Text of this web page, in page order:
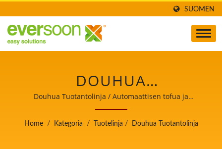
SUOMEN
DOUHUA
VALMISTUSPROSESSI,
DOUHUA
Douhua Tuotantolinja / Automaattisen tofua ja
soijamaitoa valmistavan koneen johtaja, jonka
ensisijainen tavoite on elintarviketurvallisuus.
Home / Kategoria / Tuotelinja / Douhua Tuotantolinja